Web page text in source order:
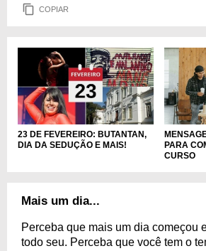
COPIAR
23 DE FEVEREIRO: BUTANTAN,
DIA DA SEDUÇÃO E MAIS!
PARA
CURSO
Mais um dia...
Perceba que mais um dia começou
todo seu. Perceba que você tem o